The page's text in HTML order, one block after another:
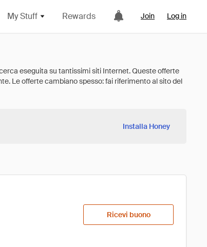
My Stuff Rewards Join Log in
Installa Honey
Ricevi buono